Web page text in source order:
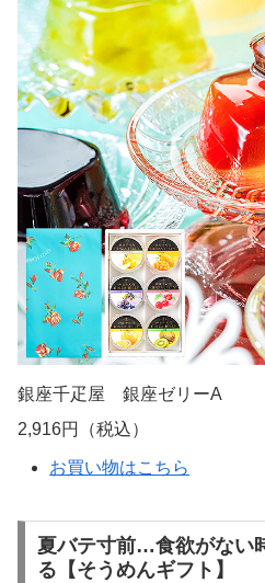
銀座千疋屋 銀座ゼリーA
2,916円（税込）
お買い物はこちら
夏バテ寸前…食欲がない
る【そうめんギフト】